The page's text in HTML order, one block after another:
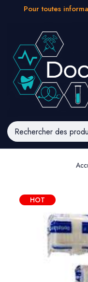
Pour toutes
HOT